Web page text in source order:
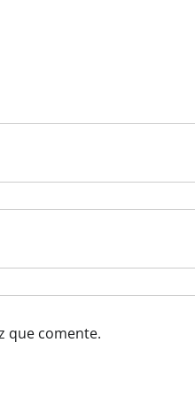
que comente.